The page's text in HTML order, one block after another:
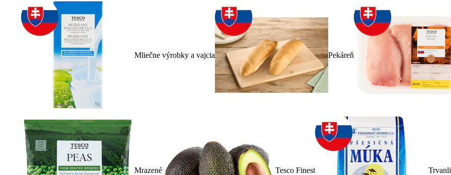
Mliečne výrobky a vajcia Pekáreň
Mrazené Tesco Finest